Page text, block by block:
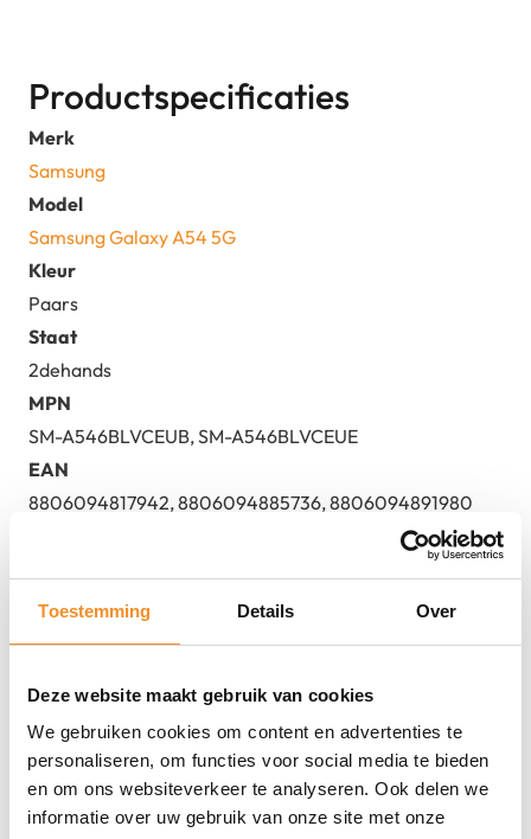
Toestemming Details Over
Deze website maakt gebruik van cookies
We gebruiken cookies om content en advertenties te
personaliseren, om functies voor social media te bieden
en om ons websiteverkeer te analyseren. Ook delen we
informatie over uw gebruik van onze site met onze
Productspecificaties
Merk
Samsung
Model
Samsung Galaxy A54 5G
Kleur
Paars
Staat
2dehands
MPN
SM-A546BLVCEUB, SM-A546BLVCEUE
EAN
8806094817942, 8806094885736, 8806094891980